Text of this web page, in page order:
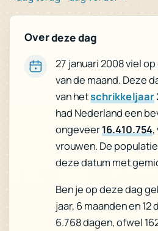
Over deze dag
27 januari 2008 viel
van de maand. Deze
van hetschrikkeljaar
had Nederland een
ongeveer16.410.754
vrouwen. De
deze datum met
Ben je op deze dag
jaar, 6 maanden en
6.768 dagen, ofwel